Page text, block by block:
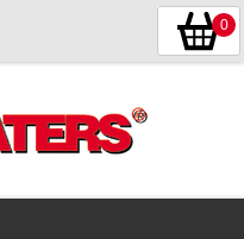
0